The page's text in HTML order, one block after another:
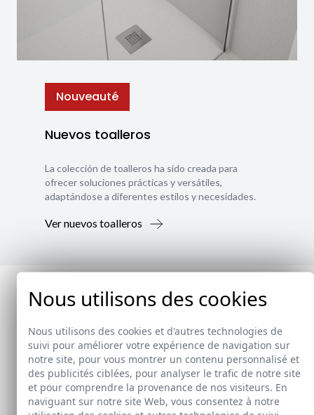
Nouveauté
Nuevos toalleros
La colección de toalleros ha sido creada para
ofrecer soluciones prácticas y versátiles,
adaptándose a diferentes estilos y necesidades.
Ver nuevos toalleros
Nous utilisons des cookies
Nous utilisons des cookies et d'autres technologies de
suivi pour améliorer votre expérience de navigation sur
notre site, pour vous montrer un contenu personnalisé et
des publicités ciblées, pour analyser le trafic de notre site
et pour comprendre la provenance de nos visiteurs. En
naviguant sur notre site Web, vous consentez à notre